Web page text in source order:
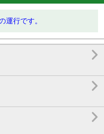
運行です。


